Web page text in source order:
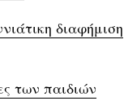
διαφήμιση
των παιδιών